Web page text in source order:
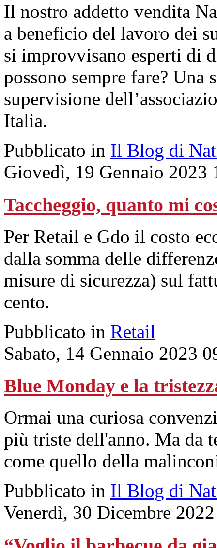
Il nostro addetto vendita
a beneficio del lavoro dei
si improvvisano esperti di
possono sempre fare?
supervisione
Italia.
Pubblicato in Il Blog di
Giovedì, 19 Gennaio 2023
Taccheggio, quanto mi
Per Retail e Gdo il costo
dalla somma delle
misure di sicurezza) sul
cento.
Pubblicato in Retail
Sabato, 14 Gennaio 2023
Blue Monday e la
Ormai una curiosa
più triste dell'anno. Ma da
come quello della
Pubblicato in Il Blog di
Venerdì, 30 Dicembre